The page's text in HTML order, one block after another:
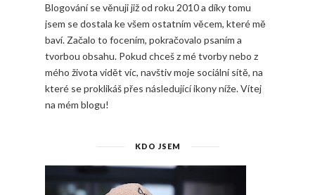
Blogování se věnuji již od roku 2010 a díky tomu
jsem se dostala ke všem ostatním věcem, které mě
baví. Začalo to focením, pokračovalo psaním a
tvorbou obsahu. Pokud chceš z mé tvorby nebo z
mého života vidět víc, navštiv moje sociální sítě, na
které se proklikáš přes následující ikony níže. Vítej
na mém blogu!
KDO JSEM